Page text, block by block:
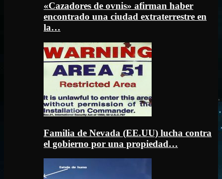
«Cazadores de ovnis» afirman haber
encontrado una ciudad extraterrestre en
la…
Familia de Nevada (EE.UU) lucha contra
el gobierno por una propiedad…